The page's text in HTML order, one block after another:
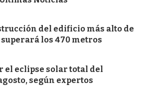
del edificio más alto de
los 470 metros
el eclipse solar total del
según expertos